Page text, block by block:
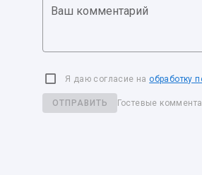
Ваш комментарий
Я даю согласие на обработку
ОТПРАВИТЬ Гостевые